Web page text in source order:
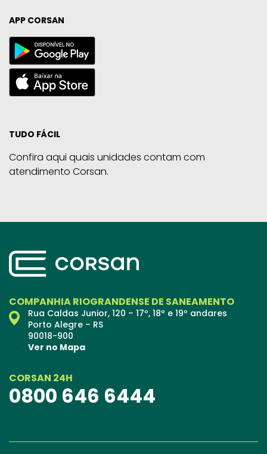
APP CORSAN
TUDO FÁCIL
Confira aqui quais unidades contam com
atendimento Corsan.
COMPANHIA RIOGRANDENSE DE SANEAMENTO
Rua Caldas Junior, 120 – 17º, 18º e 19º andares
Porto Alegre – RS
90018-900
Ver no Mapa
CORSAN 24H
0800 646 6444